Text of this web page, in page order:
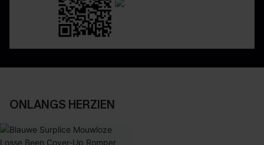
ONLANGS HERZIEN